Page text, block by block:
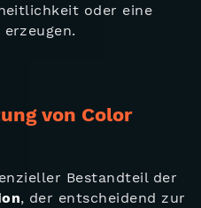
oder eine
von Color
Bestandteil der
, der entscheidend zur